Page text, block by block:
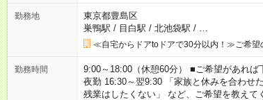
勤務地
東京都豊島区
巣鴨駅 / 目白駅 / 北池袋駅 /
≪自宅からドアtoドアで30分以内！≫ご希望
勤務時間
9:00～18:00（休憩60分） ■ご希望があれ
夜勤 16:30～翌9:30 「家族と休みを合わせ
残業はしたくない」 など、ご希望を教え